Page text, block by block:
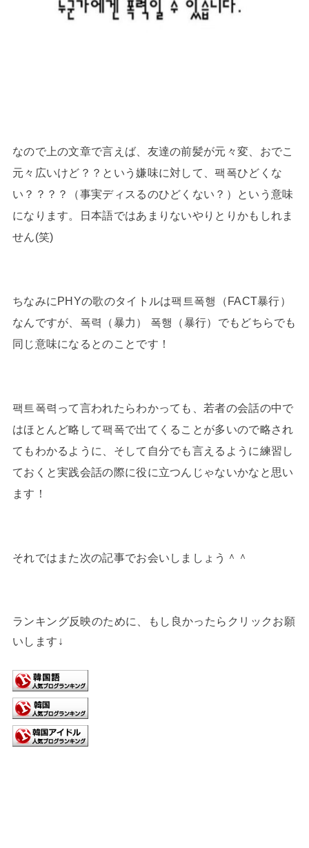
なので上の文章で言えば、友達の前髪が元々変、おでこ
元々広いけど？？という嫌味に対して、팩폭ひどくな
い？？？？（事実ディスるのひどくない？）という意味
になります。日本語ではあまりないやりとりかもしれま
せん(笑)
ちなみにPHYの歌のタイトルは팩트폭행（FACT暴行）
なんですが、폭력（暴力） 폭행（暴行）でもどちらでも
同じ意味になるとのことです！
팩트폭력って言われたらわかっても、若者の会話の中で
はほとんど略して팩폭で出てくることが多いので略され
てもわかるように、そして自分でも言えるように練習し
ておくと実践会話の際に役に立つんじゃないかなと思い
ます！
それではまた次の記事でお会いしましょう＾＾
ランキング反映のために、もし良かったらクリックお願
いします↓